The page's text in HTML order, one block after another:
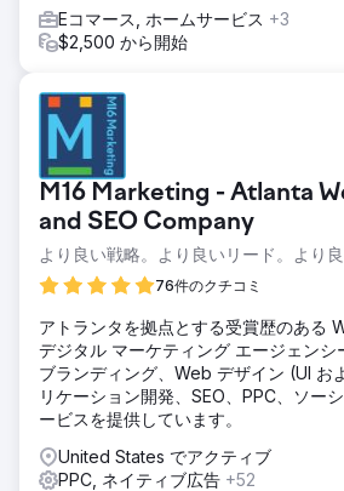
Eコマース, ホームサービス +3
$2,500 から開始
M16 Marketing - Atlanta
and SEO Company
より良い戦略。より良いリード。より
76件のクチコミ
アトランタを拠点とする受賞歴のある
デジタル マーケティング エージェンシ
ブランディング、Web デザイン (UI お
リケーション開発、SEO、PPC、ソー
ービスを提供しています。
United States でアクティブ
PPC, ネイティブ広告 +52